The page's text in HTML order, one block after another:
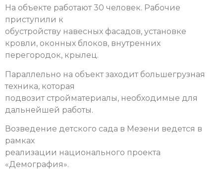
На объекте работают 30 человек. Рабочие
приступили к
обустройству навесных фасадов, установке
кровли, оконных блоков, внутренних
перегородок, крылец.
Параллельно на объект заходит большегрузная
техника, которая
подвозит стройматериалы, необходимые для
дальнейшей работы.
Возведение детского сада в Мезени ведется в
рамках
реализации национального проекта
«Демография».